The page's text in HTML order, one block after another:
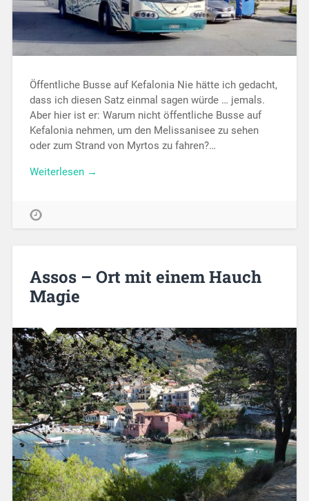
Öffentliche Busse auf Kefalonia Nie hätte ich gedacht,
dass ich diesen Satz einmal sagen würde … jemals.
Aber hier ist er: Warum nicht öffentliche Busse auf
Kefalonia nehmen, um den Melissanisee zu sehen
oder zum Strand von Myrtos zu fahren?…
Weiterlesen →
Assos – Ort mit einem Hauch
Magie